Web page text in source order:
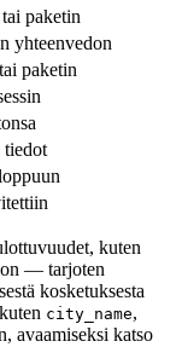
paketin
yhteenvedon
paketin
tiedot
kuten
— tarjoten
kosketuksesta
city_name,
avaamiseksi katso